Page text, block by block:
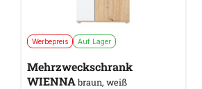
Werbepreis Auf Lager
Mehrzweckschrank
WIENNAbraun, weiß